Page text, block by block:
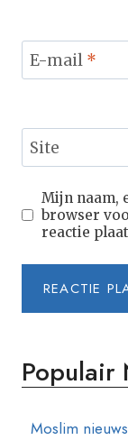
E-mail *
Site
Mijn naam,
browser
reactie
Populair
Moslim nieuws